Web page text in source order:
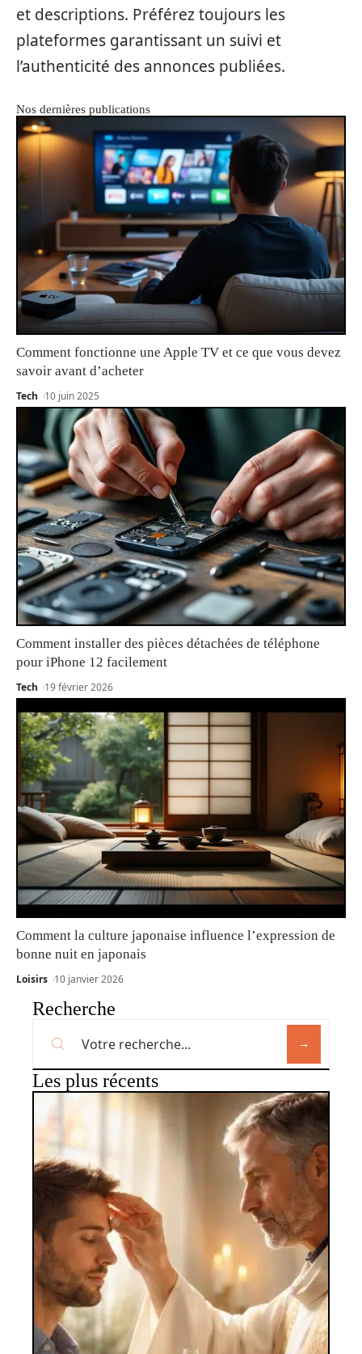
et descriptions. Préférez toujours les
plateformes garantissant un suivi et
l’authenticité des annonces publiées.
Nos dernières publications
Comment fonctionne une Apple TV et ce que vous devez
savoir avant d’acheter
Tech 10 juin 2025
Comment installer des pièces détachées de téléphone
pour iPhone 12 facilement
Tech 19 février 2026
Comment la culture japonaise influence l’expression de
bonne nuit en japonais
Loisirs 10 janvier 2026
Recherche
Les plus récents